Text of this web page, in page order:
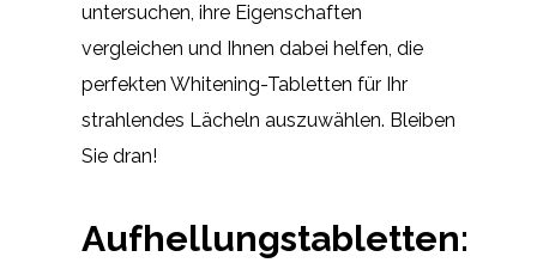
untersuchen, ihre Eigenschaften
vergleichen und Ihnen dabei helfen, die
perfekten Whitening-Tabletten für Ihr
strahlendes Lächeln auszuwählen. Bleiben
Sie dran!
Aufhellungstabletten: